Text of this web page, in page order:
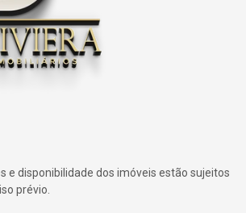
e disponibilidade dos imóveis estão sujeitos
prévio.